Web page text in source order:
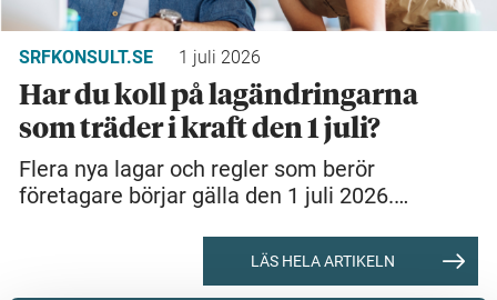
SRFKONSULT.SE 1 juli 2026
Har du koll på lagändringarna
som träder i kraft den 1 juli?
Flera nya lagar och regler som berör
företagare börjar gälla den 1 juli 2026.…
LÄS HELA ARTIKELN